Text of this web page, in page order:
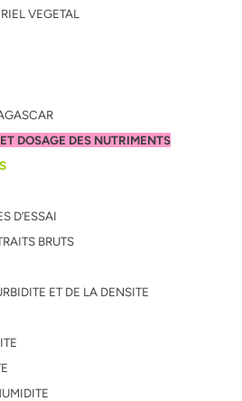
VEGETAL
DOSAGE DES NUTRIMENTS
D’ESSAI
BRUTS
ET DE LA DENSITE